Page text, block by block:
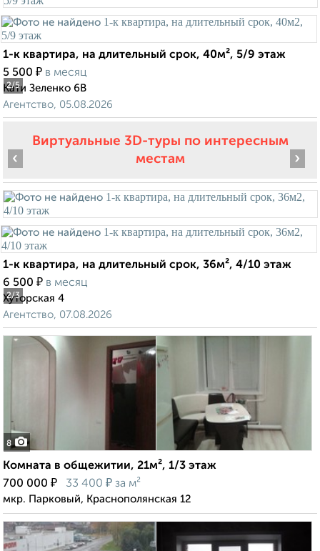
2/5
1-к квартира, на длительный срок, 40м², 5/9 этаж
5 500 ₽ в месяц
Кати Зеленко 6В
Агентство, 05.08.2026
Виртуальные 3D-туры по интересным
местам
2/3
‹ ›
1-к квартира, на длительный срок, 36м², 4/10 этаж
6 500 ₽ в месяц
Хуторская 4
Агентство, 07.08.2026
8
Комната в общежитии, 21м², 1/3 этаж
700 000 ₽ 33 400 ₽ за м²
мкр. Парковый, Краснополянская 12